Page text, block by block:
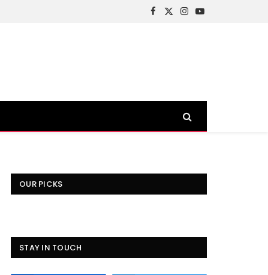
Facebook
X
Instagram
YouTube
OUR PICKS
STAY IN TOUCH